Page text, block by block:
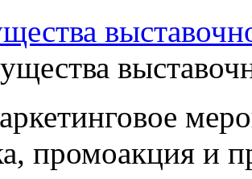
промоакция и